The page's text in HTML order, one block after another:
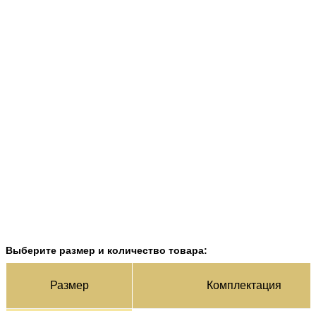
Выберите размер и количество товара:
Раз­мер Ком­плек­тация